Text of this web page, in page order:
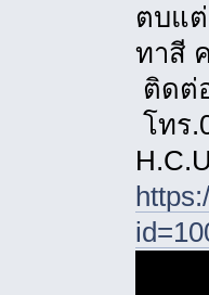
ตบแ
ทาสี
ติดต่
โทร